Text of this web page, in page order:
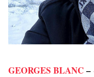
GEORGES BLANC–